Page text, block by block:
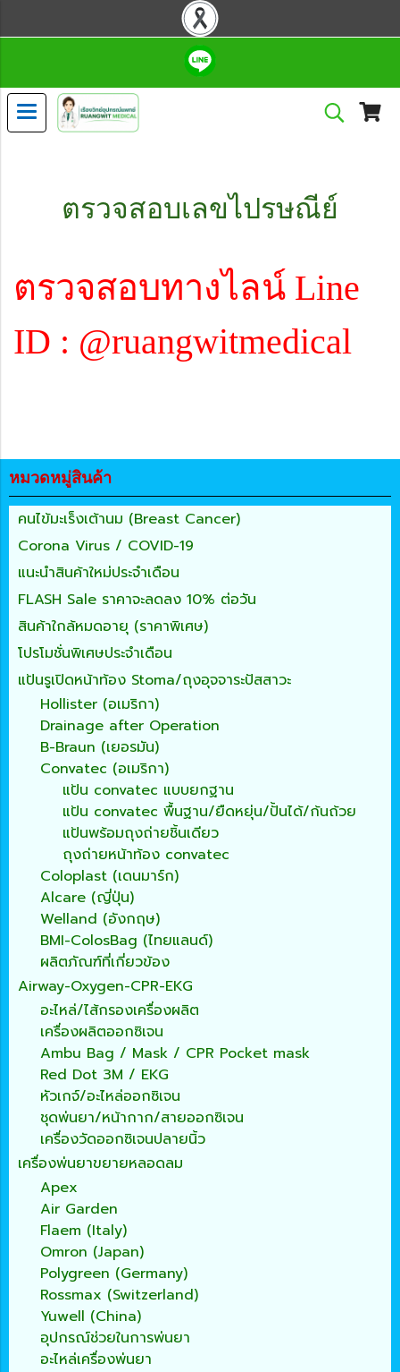
ตรวจสอบเลขไปรษณีย์
ตรวจสอบทางไลน์ Line
ID : @ruangwitmedical
หมวดหมู่สินค้า
คนไข้มะเร็งเต้านม (Breast Cancer)
Corona Virus / COVID-19
แนะนำสินค้าใหม่ประจำเดือน
FLASH Sale ราคาจะลดลง 10% ต่อวัน
สินค้าใกล้หมดอายุ (ราคาพิเศษ)
โปรโมชั่นพิเศษประจำเดือน
แป้นรูเปิดหน้าท้อง Stoma/ถุงอุจจาระปัสสาวะ
Hollister (อเมริกา)
Drainage after Operation
B-Braun (เยอรมัน)
Convatec (อเมริกา)
แป้น convatec แบบยกฐาน
แป้น convatec พื้นฐาน/ยืดหยุ่น/ปั้นได้/ก้นถ้วย
แป้นพร้อมถุงถ่ายชิ้นเดียว
ถุงถ่ายหน้าท้อง convatec
Coloplast (เดนมาร์ก)
Alcare (ญี่ปุ่น)
Welland (อังกฤษ)
BMI-ColosBag (ไทยแลนด์)
ผลิตภัณฑ์ที่เกี่ยวข้อง
Airway-Oxygen-CPR-EKG
อะไหล่/ไส้กรองเครื่องผลิต
เครื่องผลิตออกซิเจน
Ambu Bag / Mask / CPR Pocket mask
Red Dot 3M / EKG
หัวเกจ์/อะไหล่ออกซิเจน
ชุดพ่นยา/หน้ากาก/สายออกซิเจน
เครื่องวัดออกซิเจนปลายนิ้ว
เครื่องพ่นยาขยายหลอดลม
Apex
Air Garden
Flaem (Italy)
Omron (Japan)
Polygreen (Germany)
Rossmax (Switzerland)
Yuwell (China)
อุปกรณ์ช่วยในการพ่นยา
อะไหล่เครื่องพ่นยา